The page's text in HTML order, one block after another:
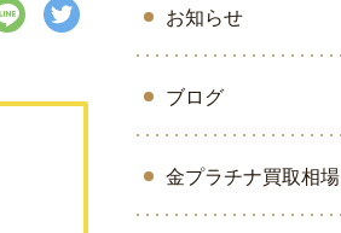
お知らせ
ブログ
金プラチナ買取相場